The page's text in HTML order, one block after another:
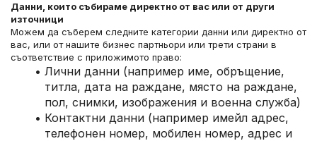
Данни, които събираме директно от вас или от други
източници
Можем да съберем следните категории данни или директно от
вас, или от нашите бизнес партньори или трети страни в
съответствие с приложимото право:
Лични данни (например име, обръщение,
титла, дата на раждане, място на раждане,
пол, снимки, изображения и военна служба)
Контактни данни (например имейл адрес,
телефонен номер, мобилен номер, адрес и